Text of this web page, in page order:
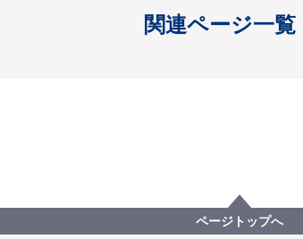
関連ページ一覧
開く
ページトップへ